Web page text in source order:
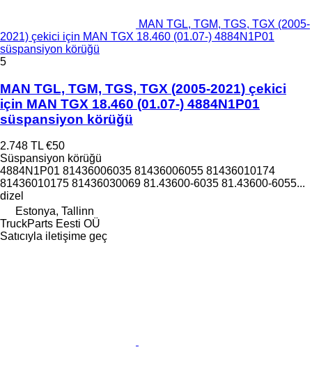
MAN TGL, TGM, TGS, TGX (2005-
2021) çekici için MAN TGX 18.460 (01.07-) 4884N1P01
süspansiyon körüğü
5
MAN TGL, TGM, TGS, TGX (2005-2021) çekici
için MAN TGX 18.460 (01.07-) 4884N1P01
süspansiyon körüğü
2.748 TL €50
Süspansiyon körüğü
4884N1P01 81436006035 81436006055 81436010174
81436010175 81436030069 81.43600-6035 81.43600-6055...
dizel
Estonya, Tallinn
TruckParts Eesti OÜ
Satıcıyla iletişime geç